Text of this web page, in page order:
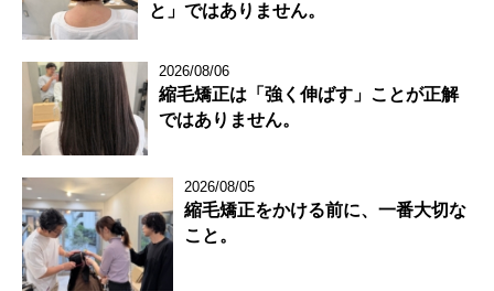
と」ではありません。
2026/08/06
縮毛矯正は「強く伸ばす」ことが正解
ではありません。
2026/08/05
縮毛矯正をかける前に、一番大切な
こと。